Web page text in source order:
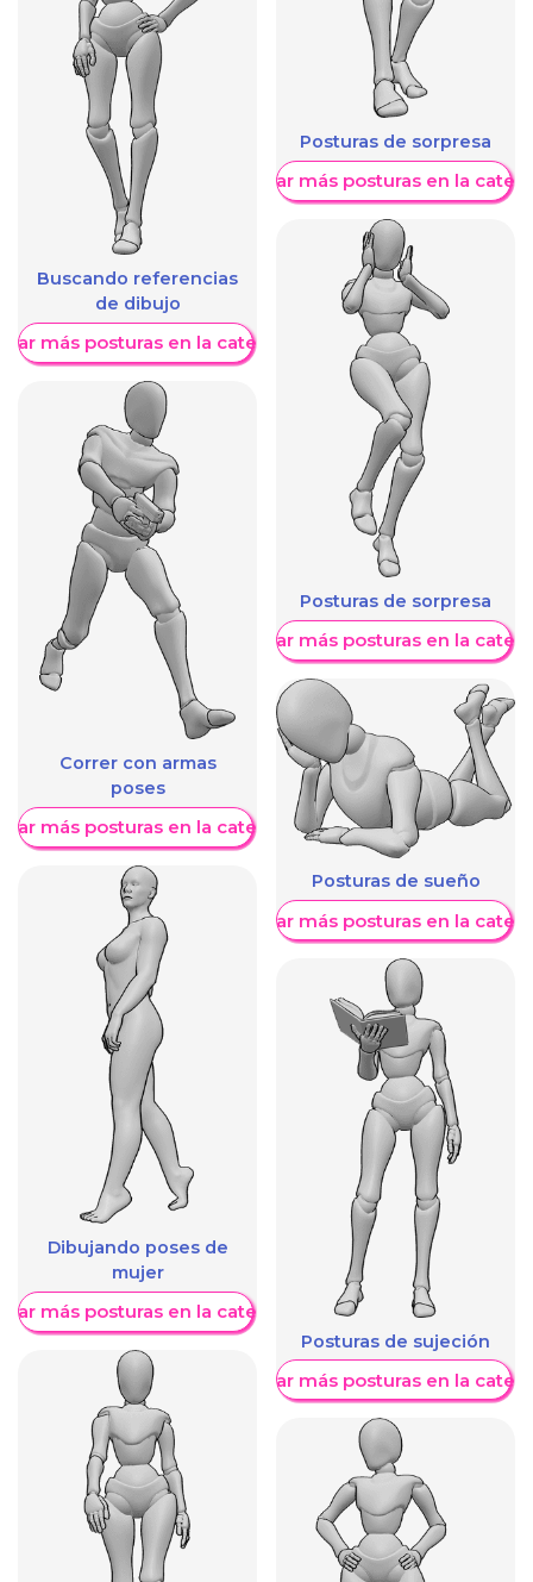
Buscando referencias
de dibujo
más posturas en la categoría
Correr con armas
poses
más posturas en la categoría
Dibujando poses de
mujer
más posturas en la categoría
Posturas de sorpresa
Mostrar más posturas en la
Posturas de sorpresa
Mostrar más posturas en la
Posturas de sueño
Mostrar más posturas en la
Posturas de sujeción
Mostrar más posturas en la